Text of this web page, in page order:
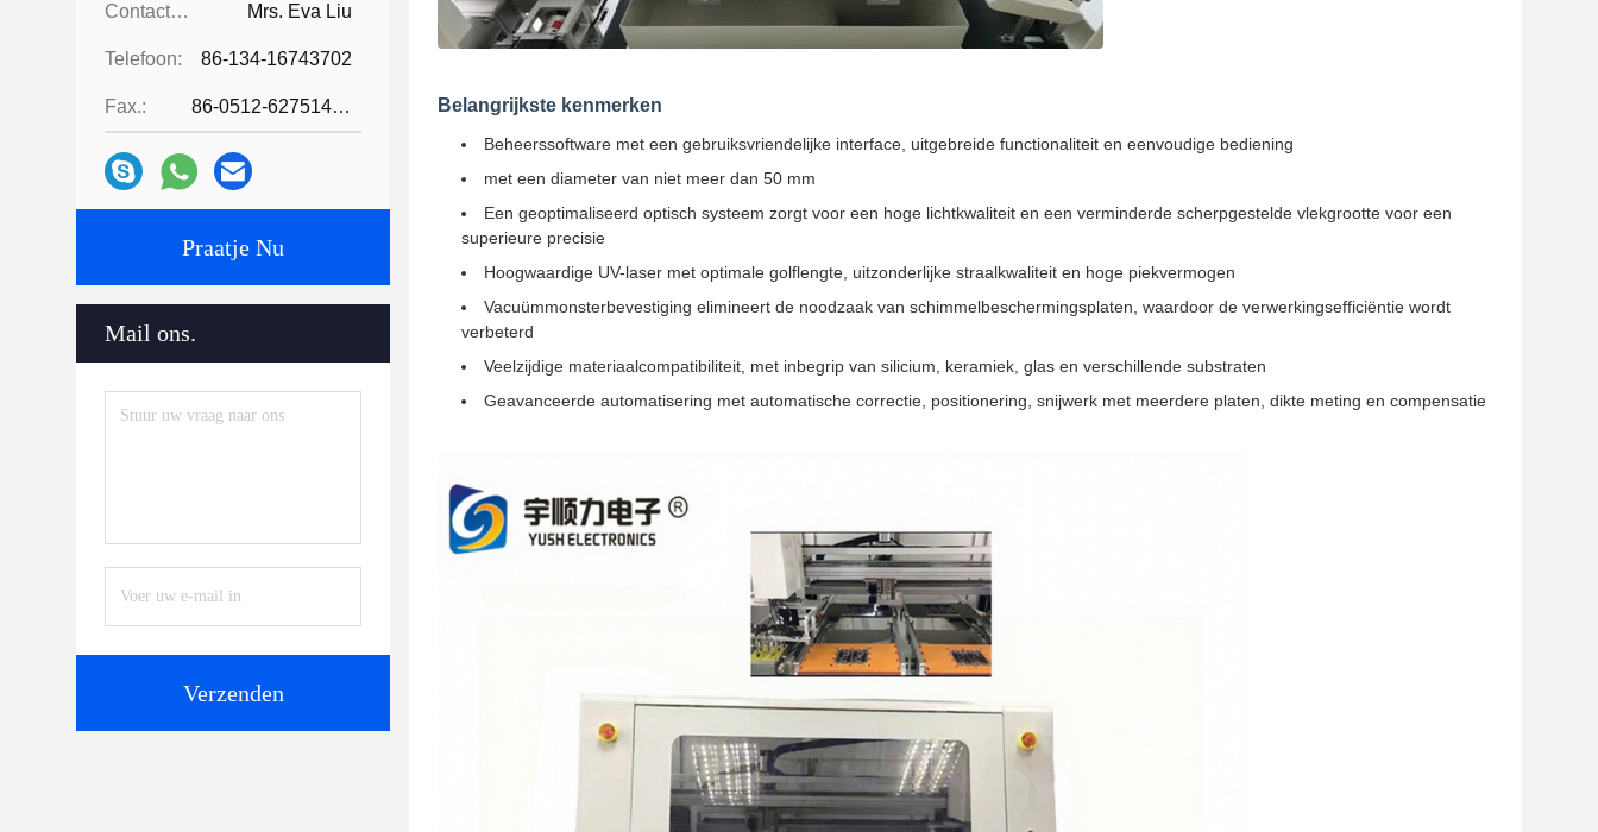
Contactpersonen: Mrs. Eva Liu
Telefoon: 86-134-16743702
Fax.: 86-0512-62751429
Praatje Nu
Mail ons.
Verzenden
Belangrijkste kenmerken
Beheerssoftware met een gebruiksvriendelijke interface, uitgebreide functionaliteit en eenvoudige bediening
met een diameter van niet meer dan 50 mm
Een geoptimaliseerd optisch systeem zorgt voor een hoge lichtkwaliteit en een verminderde scherpgestelde vlekgrootte voor een
superieure precisie
Hoogwaardige UV-laser met optimale golflengte, uitzonderlijke straalkwaliteit en hoge piekvermogen
Vacuümmonsterbevestiging elimineert de noodzaak van schimmelbeschermingsplaten, waardoor de verwerkingsefficiëntie wordt
verbeterd
Veelzijdige materiaalcompatibiliteit, met inbegrip van silicium, keramiek, glas en verschillende substraten
Geavanceerde automatisering met automatische correctie, positionering, snijwerk met meerdere platen, dikte meting en compensatie